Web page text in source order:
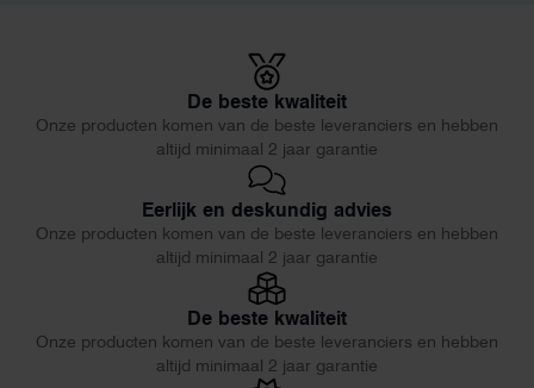
De beste kwaliteit
Onze producten komen van de beste leveranciers en hebben
altijd minimaal 2 jaar garantie
Eerlijk en deskundig advies
Onze producten komen van de beste leveranciers en hebben
altijd minimaal 2 jaar garantie
De beste kwaliteit
Onze producten komen van de beste leveranciers en hebben
altijd minimaal 2 jaar garantie